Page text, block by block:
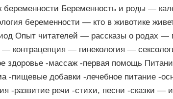
беременности Беременность и роды —
беременности — кто в животике
Опыт читателей — рассказы о родах
контрацепция — гинекология —
здоровье -массаж -первая помощь
-пищевые добавки -лечебное питание -
-развитие речи -стихи, песни -сказки —